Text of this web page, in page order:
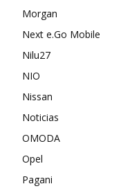
Morgan
Next e.Go Mobile
Nilu27
NIO
Nissan
Noticias
OMODA
Opel
Pagani